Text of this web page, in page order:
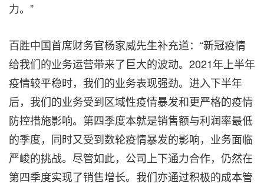
力。”
百胜中国首席财务官杨家威先生补充道：“新冠疫情
给我们的业务运营带来了巨大的波动。2021年上半年
疫情较平稳时，我们的业务表现强劲。进入下半年
后，我们的业务受到区域性疫情暴发和更严格的疫情
防控措施影响。第四季度本就是销售额与利润率最低
的季度，同时又受到数轮疫情暴发的影响，业务面临
严峻的挑战。尽管如此，公司上下通力合作，仍然在
第四季度实现了销售增长。我们亦通过积极的成本管